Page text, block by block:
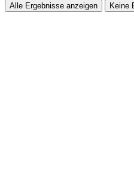
Alle Ergebnisse anzeigen Keine